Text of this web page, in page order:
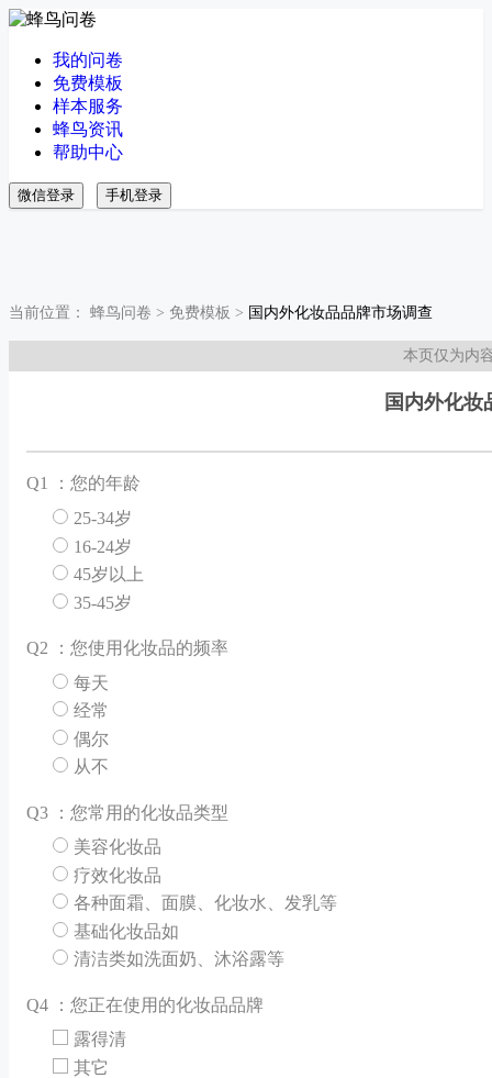
我的问卷
免费模板
样本服务
蜂鸟资讯
帮助中心
微信登录 手机登录
当前位置： 蜂鸟问卷 > 免费模板 > 国内外化妆品品牌市场调查
本页仅为内
国内外化妆
Q1 ：您的年龄
25-34岁
16-24岁
45岁以上
35-45岁
Q2 ：您使用化妆品的频率
每天
经常
偶尔
从不
Q3 ：您常用的化妆品类型
美容化妆品
疗效化妆品
各种面霜、面膜、化妆水、发乳等
基础化妆品如
清洁类如洗面奶、沐浴露等
Q4 ：您正在使用的化妆品品牌
露得清
其它